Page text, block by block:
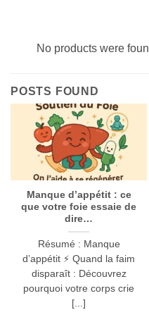
No products were
POSTS FOUND
Manque d’appétit : ce
que votre foie essaie de
dire…
Résumé : Manque
d’appétit ⚡ Quand la faim
disparaît : Découvrez
pourquoi votre corps crie
[...]